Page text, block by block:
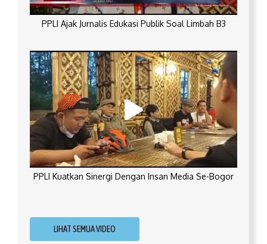
PPLI Ajak Jurnalis Edukasi Publik Soal Limbah B3
PPLI Kuatkan Sinergi Dengan Insan Media Se-Bogor
LIHAT SEMUA VIDEO